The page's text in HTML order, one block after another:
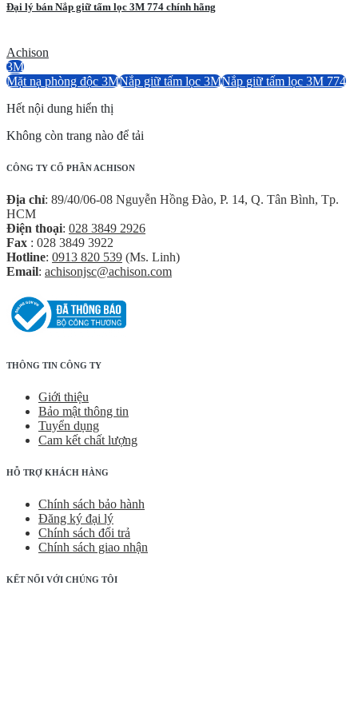
Đại lý bán Nắp giữ tấm lọc 3M 774 chính hãng
Achison
3M
Mặt nạ phòng độc 3MNắp giữ tấm lọc 3MNắp giữ tấm lọc 3M 774
Hết nội dung hiển thị
Không còn trang nào để tải
CÔNG TY CỔ PHẦN ACHISON
Địa chỉ: 89/40/06-08 Nguyễn Hồng Đào, P. 14, Q. Tân Bình, Tp.
HCM
Điện thoại: 028 3849 2926
Fax : 028 3849 3922
Hotline: 0913 820 539 (Ms. Linh)
Email: achisonjsc@achison.com
THÔNG TIN CÔNG TY
Giới thiệu
Bảo mật thông tin
Tuyển dụng
Cam kết chất lượng
HỖ TRỢ KHÁCH HÀNG
Chính sách bảo hành
Đăng ký đại lý
Chính sách đổi trả
Chính sách giao nhận
KẾT NỐI VỚI CHÚNG TÔI